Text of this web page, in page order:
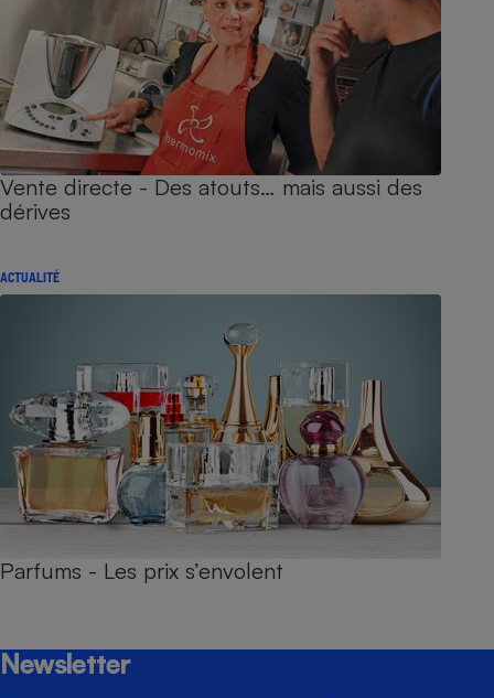
Vente directe - Des atouts… mais aussi des
dérives
ACTUALITÉ
Parfums - Les prix s’envolent
Newsletter